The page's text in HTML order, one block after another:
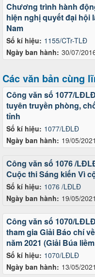
Số kí hiệu: 1155/CTr-TLĐ
Ngày ban hành: 30/07/
Chương trình hành
hiện nghị quyết đại hội
Nam
Các văn bản cùng
Số kí hiệu: 1077/LĐLĐ
Ngày ban hành: 19/05/2021
Công văn số 1077/
tuyên truyền phòng,
tỉnh
Số kí hiệu: 1076 /LĐLĐ
Ngày ban hành: 19/05/2021
Công văn số 1076 /
Cuộc thi Sáng kiến Vì
Số kí hiệu: 1070/LĐLĐ
Ngày ban hành: 13/05/2021
Công văn số 1070/
tham gia Giải Báo chí
năm 2021 (Giải Búa